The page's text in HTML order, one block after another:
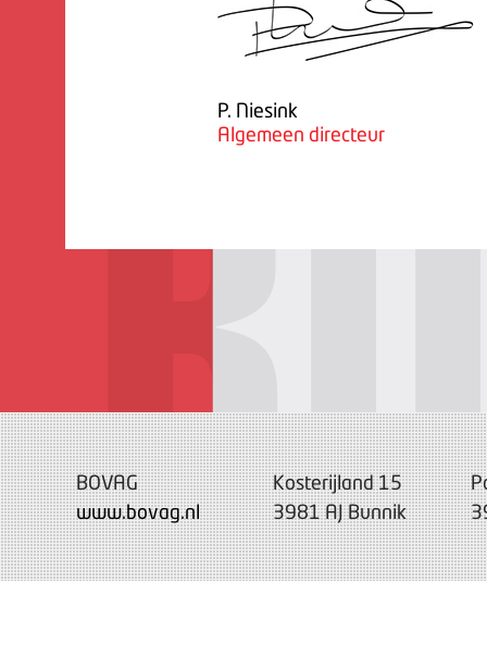
P. Niesink
Algemeen directeur
BOVAG
www.bovag.nl
Kosterijland 15
3981 AJ Bunnik